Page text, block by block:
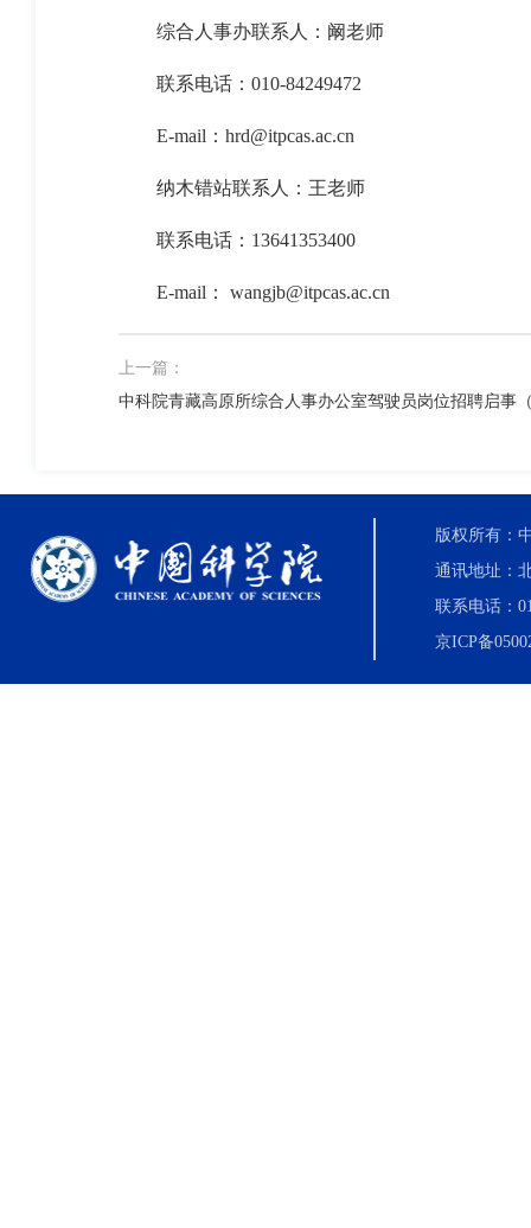
综合人事办联系人：阚老师
联系电话：010-84249472
E-mail：hrd@itpcas.ac.cn
纳木错站联系人：王老师
联系电话：13641353400
E-mail： wangjb@itpcas.ac.cn
上一篇：
中科院青藏高原所综合人事办公室驾驶员岗位招聘启事
版权所有：
通讯地址：
联系电话：
京ICP备